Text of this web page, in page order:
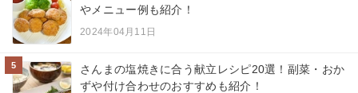
やメニュー例も紹介！
2024年04月11日
5
さんまの塩焼きに合う献立レシピ20選！副菜・おか
ずや付け合わせのおすすめも紹介！